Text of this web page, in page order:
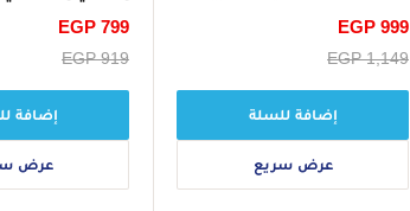
سعر
EGP 999
سعر
EGP 1,149
إضافة للسلة
عرض سريع
إكس سي™ يو
سعر
EGP 799
سعر
EGP 919
إضافة
عرض